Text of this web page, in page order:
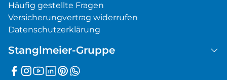
Häufig gestellte Fragen
Versicherungvertrag widerrufen
Datenschutzerklärung
Stanglmeier-Gruppe